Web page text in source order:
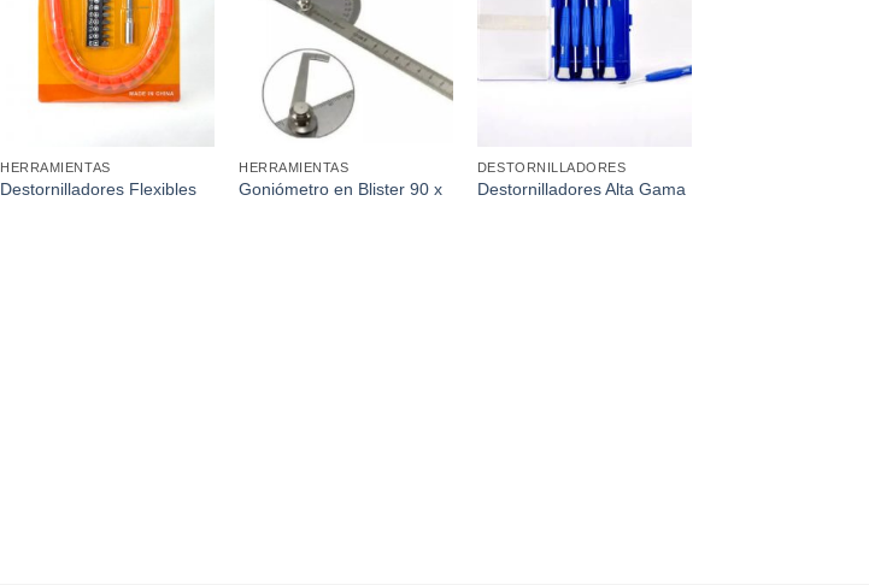
favoritos
HERRAMIENTAS
Destornilladores Flexibles
HERRAMIENTAS
Goniómetro en Blister 90 x
favoritos
DESTORNILLADORES
Destornilladores Alta Gama